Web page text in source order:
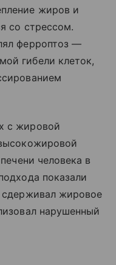
жиров и
со стрессом.
ферроптоз —
гибели клеток,
с жировой
человека в
показали
сдерживал жировое
нарушенный